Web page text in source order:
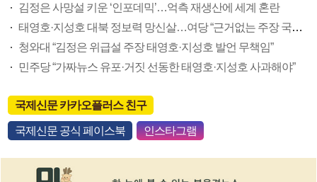
김정은 사망설 키운 ‘인포데믹’…억측 재생산에 세계 혼란
태영호·지성호 대북 정보력 망신살…여당 “근거없는 주장 국민께 사과해야”
청와대 “김정은 위급설 주장 태영호·지성호 발언 무책임”
민주당 “가짜뉴스 유포·거짓 선동한 태영호·지성호 사과해야”
국제신문 카카오플러스 친구
국제신문 공식 페이스북 인스타그램